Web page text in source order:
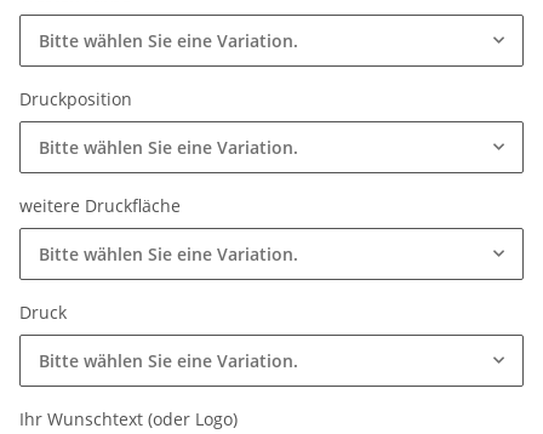
Bitte wählen Sie eine Variation.
Druckposition
Bitte wählen Sie eine Variation.
weitere Druckfläche
Bitte wählen Sie eine Variation.
Druck
Bitte wählen Sie eine Variation.
Ihr Wunschtext (oder Logo)